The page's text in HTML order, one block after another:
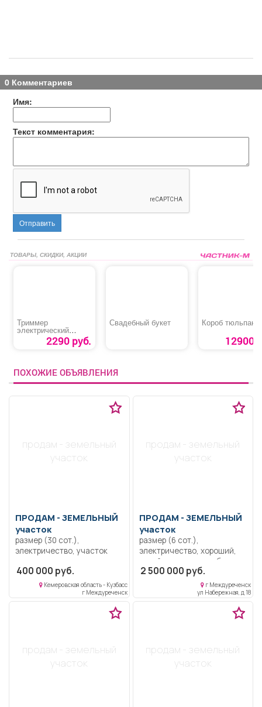
0 Комментариев
Имя:
Текст комментария:
Отправить
ТОВАРЫ, СКИДКИ, АКЦИИ
Триммер
электрический
«Huter Get-400»2290 руб.
Свадебный букет Короб
12900
ПОХОЖИЕ ОБЪЯВЛЕНИЯ
продам - земельный
участок
ПРОДАМ - ЗЕМЕЛЬНЫЙ
участок
размер (30 сот.),
электричество, участок
пос. Удаловка республика
Алтай. торг уместен
400 000 руб.
Кемеровская область - Кузбасс
г Междуреченск
продам - земельный
участок
ПРОДАМ - ЗЕМЕЛЬНЫЙ
участок
размер (6 сот.),
электричество, хороший,
сухой участок у дамбы.
2 500 000 руб.
г Междуреченск
ул Набережная, д 18
продам - земельный
участок
продам - земельный
участок